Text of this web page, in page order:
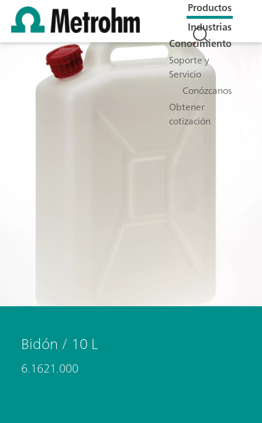
Productos
Industrias
Conocimiento
Soporte y
Servicio
Conózcanos
Obtener
cotización
Bidón / 10 L
6.1621.000